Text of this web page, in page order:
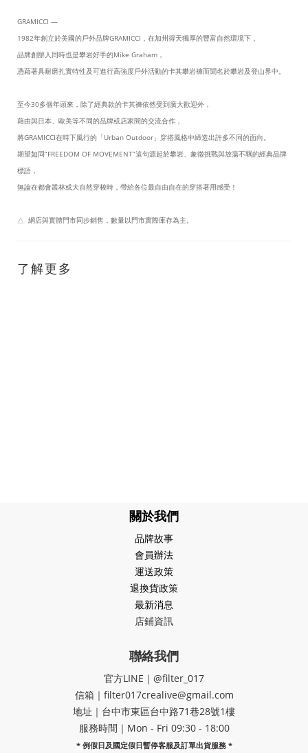
GRAMICCI —
1982年創立於美國的戶外品牌GRAMICCI，在加州得天獨厚的豐富自然環境下，
品牌創辦人同時也是攀岩好手的Mike Graham，
憑藉著具耐磨扎實特性及可進行高強度戶外活動的卡其攀岩褲而聞名於攀岩及登山界中。
至今30多個年頭來，除了經典款的卡其褲依然受到廣大歡迎外，
藉由與日本、歐美等不同的品牌或店家間的交流合作，
將GRAMICCI在時下風行的「Urban Outdoor」穿搭風格中締造出許多不同的面向。
期望如同“FREEDOM OF MOVEMENT”這句源起於攀岩、象徵挑戰與放蕩不羈的經典品牌
標語，
無論在都會叢林或大自然穿梭時，帶給各位最自由自在的穿搭著用感受！
△ 網店與實體門市同步銷售，數量以門市實際庫存為主。
了解更多
關於我們
品牌故事
會員辦法
運送政策
退換貨政策
最新消息
店鋪資訊
聯絡我們
官方LINE｜@filter_017
信箱｜filter017crealive@gmail.com
地址｜​台中市東區台中路71巷28號1樓
服務時間｜Mon - Fri 09:30 - 18:00
* 例假日及國定假日暫停客服及訂單出貨服務 *